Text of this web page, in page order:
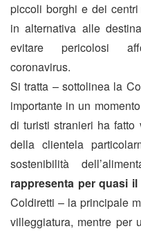
piccoli borghi e dei
in alternativa alle
evitare pericolosi
coronavirus.
Si tratta – sottolinea la
importante in un
di turisti stranieri ha fatto
della clientela
sostenibilità
rappresenta per quasi
Coldiretti – la principale
villeggiatura, mentre per